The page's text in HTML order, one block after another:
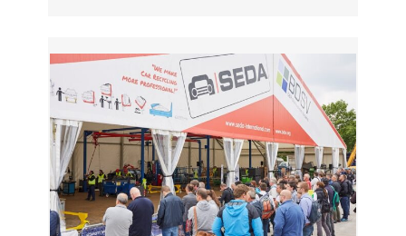
Schulung
für
HV-
Recycling
und
Risk
Management